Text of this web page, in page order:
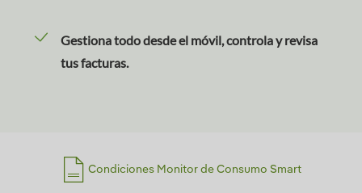
Gestiona todo desde el móvil, controla y revisa
tus facturas.
Condiciones Monitor de Consumo Smart